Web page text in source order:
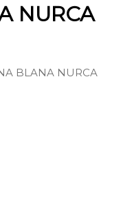
NURCA
BLANA NURCA